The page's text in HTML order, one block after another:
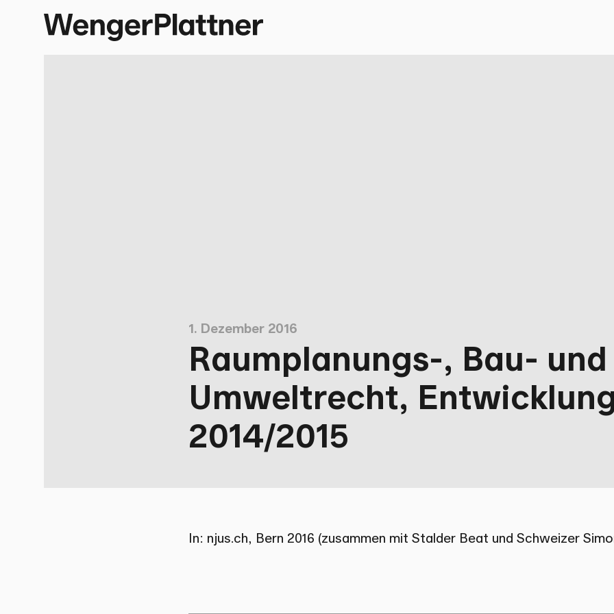
1. Dezember 2016
Raumplanungs-, Bau- und
Umweltrecht,
2014/2015
In: njus.ch, Bern 2016 (zusammen mit Stalder Beat und Schweizer